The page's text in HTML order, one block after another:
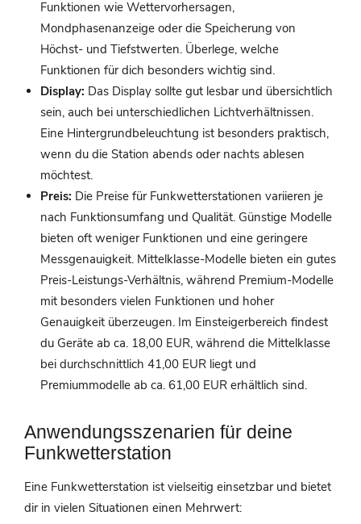
Funktionen wie Wettervorhersagen,
Mondphasenanzeige oder die Speicherung von
Höchst- und Tiefstwerten. Überlege, welche
Funktionen für dich besonders wichtig sind.
Display: Das Display sollte gut lesbar und übersichtlich
sein, auch bei unterschiedlichen Lichtverhältnissen.
Eine Hintergrundbeleuchtung ist besonders praktisch,
wenn du die Station abends oder nachts ablesen
möchtest.
Preis: Die Preise für Funkwetterstationen variieren je
nach Funktionsumfang und Qualität. Günstige Modelle
bieten oft weniger Funktionen und eine geringere
Messgenauigkeit. Mittelklasse-Modelle bieten ein gutes
Preis-Leistungs-Verhältnis, während Premium-Modelle
mit besonders vielen Funktionen und hoher
Genauigkeit überzeugen. Im Einsteigerbereich findest
du Geräte ab ca. 18,00 EUR, während die Mittelklasse
bei durchschnittlich 41,00 EUR liegt und
Premiummodelle ab ca. 61,00 EUR erhältlich sind.
Anwendungsszenarien für deine
Funkwetterstation
Eine Funkwetterstation ist vielseitig einsetzbar und bietet
dir in vielen Situationen einen Mehrwert: